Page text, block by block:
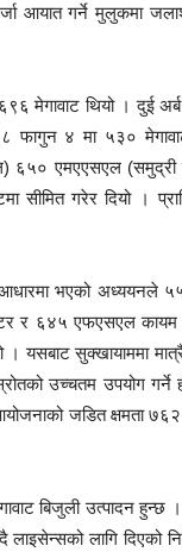
आयात गर्ने मुलुकमा
मेगावाट थियो । दुई
फागुन ४ मा ५३०
एमएएसएल (समुद्री
गरेर दियो ।
आधारमा भएको
र ६४५ एफएसएल कायम
यसबाट सुक्खायाममा
उच्चतम उपयोग गर्ने
जडित क्षमता
बिजुली उत्पादन हुन्छ
लागि दिएको